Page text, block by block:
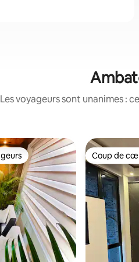
Les voyageurs sont unanimes :
les plus appréciés Coup de
Coup de